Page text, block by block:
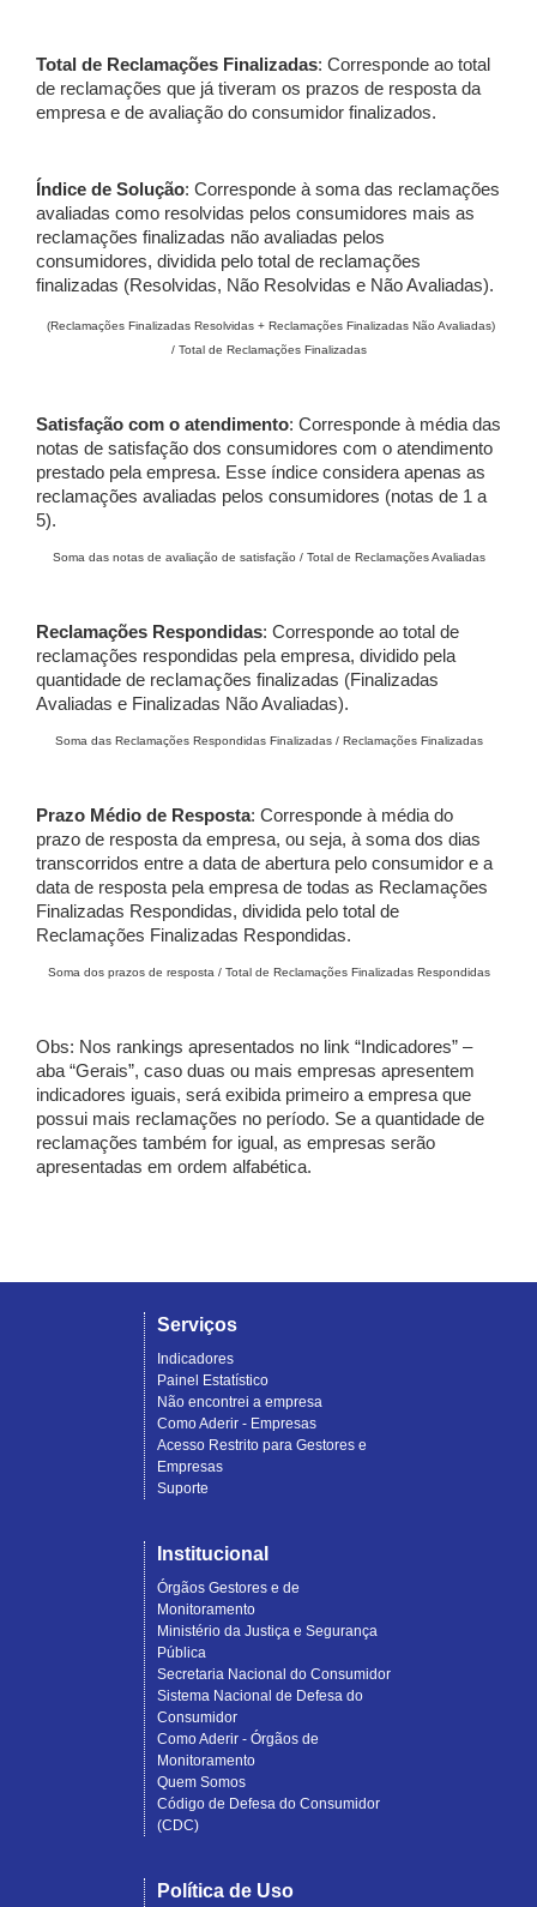
Total de Reclamações Finalizadas: Corresponde ao total
de reclamações que já tiveram os prazos de resposta da
empresa e de avaliação do consumidor finalizados.
Índice de Solução: Corresponde à soma das reclamações
avaliadas como resolvidas pelos consumidores mais as
reclamações finalizadas não avaliadas pelos
consumidores, dividida pelo total de reclamações
finalizadas (Resolvidas, Não Resolvidas e Não Avaliadas).
(Reclamações Finalizadas Resolvidas + Reclamações Finalizadas Não Avaliadas)
/ Total de Reclamações Finalizadas
Satisfação com o atendimento: Corresponde à média das
notas de satisfação dos consumidores com o atendimento
prestado pela empresa. Esse índice considera apenas as
reclamações avaliadas pelos consumidores (notas de 1 a
5).
Soma das notas de avaliação de satisfação / Total de Reclamações Avaliadas
Reclamações Respondidas: Corresponde ao total de
reclamações respondidas pela empresa, dividido pela
quantidade de reclamações finalizadas (Finalizadas
Avaliadas e Finalizadas Não Avaliadas).
Soma das Reclamações Respondidas Finalizadas / Reclamações Finalizadas
Prazo Médio de Resposta: Corresponde à média do
prazo de resposta da empresa, ou seja, à soma dos dias
transcorridos entre a data de abertura pelo consumidor e a
data de resposta pela empresa de todas as Reclamações
Finalizadas Respondidas, dividida pelo total de
Reclamações Finalizadas Respondidas.
Soma dos prazos de resposta / Total de Reclamações Finalizadas Respondidas
Obs: Nos rankings apresentados no link “Indicadores” –
aba “Gerais”, caso duas ou mais empresas apresentem
indicadores iguais, será exibida primeiro a empresa que
possui mais reclamações no período. Se a quantidade de
reclamações também for igual, as empresas serão
apresentadas em ordem alfabética.
Serviços
Indicadores
Painel Estatístico
Não encontrei a empresa
Como Aderir - Empresas
Acesso Restrito para Gestores e
Empresas
Suporte
Institucional
Órgãos Gestores e de
Monitoramento
Ministério da Justiça e Segurança
Pública
Secretaria Nacional do Consumidor
Sistema Nacional de Defesa do
Consumidor
Como Aderir - Órgãos de
Monitoramento
Quem Somos
Código de Defesa do Consumidor
(CDC)
Política de Uso